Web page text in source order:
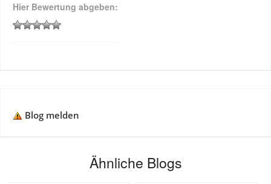
Hier Bewertung abgeben:
Blog melden
Ähnliche Blogs